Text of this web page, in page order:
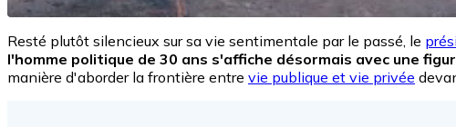
Resté plutôt silencieux sur sa vie sentimentale par le passé, le
l'homme politique de 30 ans s'affiche désormais avec une
manière d'aborder la frontière entre vie publique et vie privée